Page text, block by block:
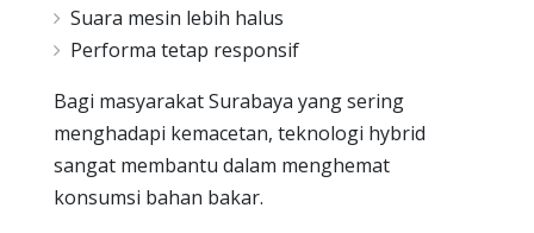
Suara mesin lebih halus
Performa tetap responsif
Bagi masyarakat Surabaya yang sering
menghadapi kemacetan, teknologi hybrid
sangat membantu dalam menghemat
konsumsi bahan bakar.